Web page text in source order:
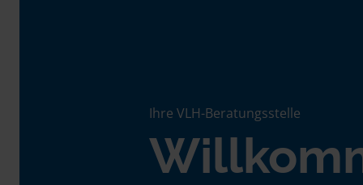
Ihre VLH-Beratungsstelle